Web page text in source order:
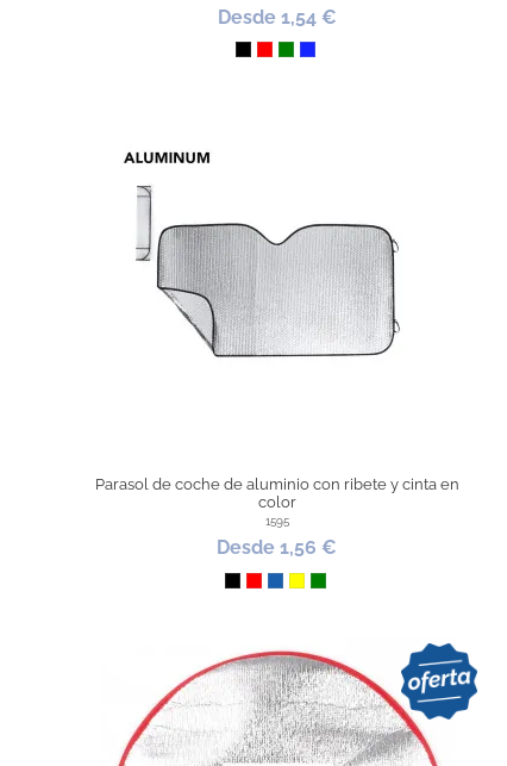
Desde 1,54 €
Negro
RojoVerdeAzul Royal
Parasol de coche de aluminio con ribete y cinta en
color
1595
Desde 1,56 €
Negro
RojoAzulAmarillo
Verde